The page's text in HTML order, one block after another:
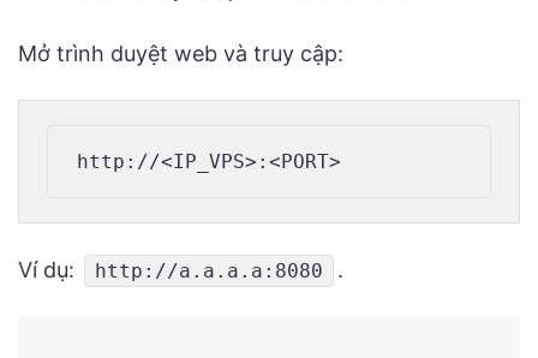
Mở trình duyệt web và truy cập:
Ví dụ: http://a.a.a.a:8080 .